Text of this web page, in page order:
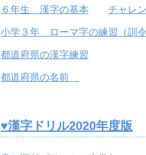
６年生 漢字の基本 チャレ
小学３年 ローマ字の練習（訓令
都道府県の漢字練習
都道府県の名前
♥漢字ドリル2020年度版